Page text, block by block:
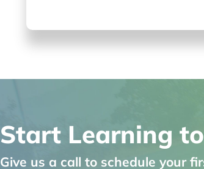
Start Learning
Give us a call to schedule your